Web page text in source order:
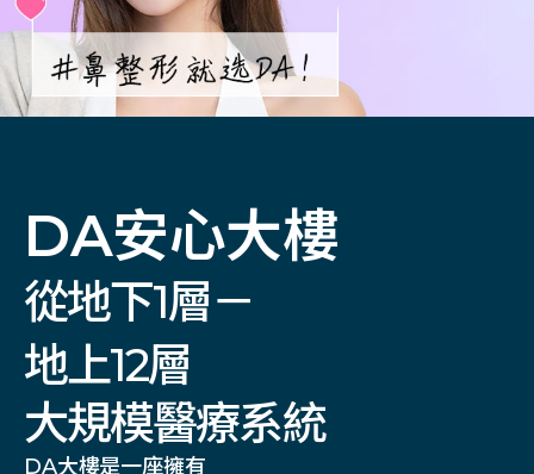
DA安心大樓
從地下1層－
地上12層
大規模醫療系統
DA大樓是一座擁有